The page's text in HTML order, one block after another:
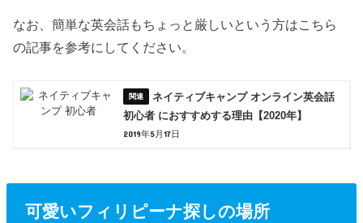
なお、簡単な英会話もちょっと厳しいという方はこちら
の記事を参考にしてください。
ネイティブキャンプ オンライン英会話
初心者 におすすめする理由【2020年】
2019年5月17日
可愛いフィリピーナ探しの場所